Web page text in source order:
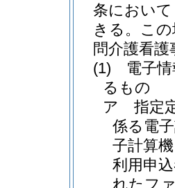
条におい
きる。 こ
問介護看
(1)
電子
るもの
ア
指定
係る電
子計算
利用申
れたフ